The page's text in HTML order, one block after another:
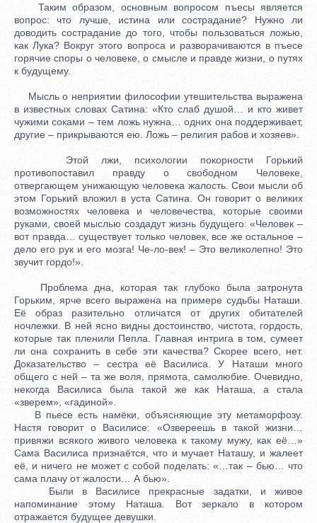
Таким образом, основным вопросом пъесы является
вопрос: что лучше, истина или сострадание? Нужно ли
доводить сострадание до того, чтобы пользоваться ложью,
как Лука? Вокруг этого вопроса и разворачиваются в пъесе
горячие споры о человеке, о смысле и правде жизни, о путях
к будущему.
Мысль о неприятии философии утешительства выражена
в известных словах Сатина: «Кто слаб душой… и кто живет
чужими соками – тем ложь нужна… одних она поддерживает,
другие – прикрываются ею. Ложь – религия рабов и хозяев».
Этой лжи, психологии покорности Горький
противопоставил правду о свободном Человеке,
отвергающем унижающую человека жалость. Свои мысли об
этом Горький вложил в уста Сатина. Он говорит о великих
возможностях человека и человечества, которые своими
руками, своей мыслью создадут жизнь будущего: «Человек –
вот правда… существует только человек, все же остальное –
дело его рук и его мозга! Че-ло-век! – Это великолепно! Это
звучит гордо!».
Проблема дна, которая так глубоко была затронута
Горьким, ярче всего выражена на примере судьбы Наташи.
Её образ разительно отличатся от других обитателей
ночлежки. В ней ясно видны достоинство, чистота, гордость,
которые так пленили Пепла. Главная интрига в том, сумеет
ли она сохранить в себе эти качества? Скорее всего, нет.
Доказательство – сестра её Василиса. У Наташи много
общего с ней – та же воля, прямота, самолюбие. Очевидно,
некогда Василиса была такой же как Наташа, а стала
«зверем», «гадиной».
В пьесе есть намёки, объясняющие эту метаморфозу.
Настя говорит о Василисе: «Озвереешь в такой жизни…
привяжи всякого живого человека к такому мужу, как её…»
Сама Василиса признаётся, что и мучает Наташу, и жалеет
её, и ничего не может с собой поделать: «…так – бью… что
сама плачу от жалости… А бью».
Были в Василисе прекрасные задатки, и живое
напоминание этому Наташа. Вот зеркало в котором
отражается будущее девушки.